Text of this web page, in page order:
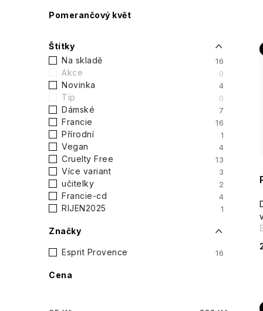
P
o
s
t
r
a
n
n
í
p
a
n
Pomerančový květ
Štítky
Na skladě
16
Akce 0
Novinka 4
Tip 0
Dámské 7
Francie 16
Přírodní 1
Vegan 4
Cruelty Free 13
Více variant 3
učitelky 2
Francie-cd 4
RIJEN2025 1
Značky
Esprit Provence 16
Cena